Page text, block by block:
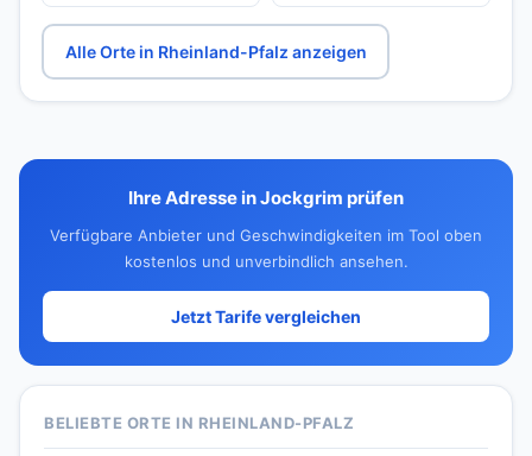
Alle Orte in Rheinland-Pfalz anzeigen
Ihre Adresse in Jockgrim prüfen
Verfügbare Anbieter und Geschwindigkeiten im Tool oben
kostenlos und unverbindlich ansehen.
Jetzt Tarife vergleichen
BELIEBTE ORTE IN RHEINLAND-PFALZ